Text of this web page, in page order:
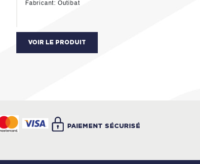
Fabricant: Outibat
VOIR LE PRODUIT
PAIEMENT SÉCURISÉ